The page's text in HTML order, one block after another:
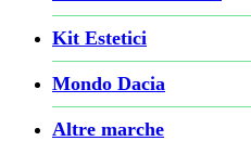
Kit Estetici
Mondo Dacia
Altre marche